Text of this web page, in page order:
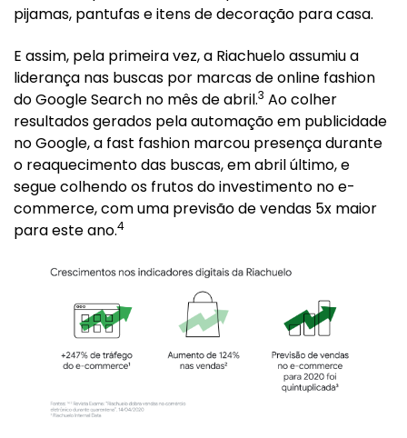
pijamas, pantufas e itens de decoração para casa.
E assim, pela primeira vez, a Riachuelo assumiu a
liderança nas buscas por marcas de online fashion
do Google Search no mês de abril.3 Ao colher
resultados gerados pela automação em publicidade
no Google, a fast fashion marcou presença durante
o reaquecimento das buscas, em abril último, e
segue colhendo os frutos do investimento no e-
commerce, com uma previsão de vendas 5x maior
para este ano.4